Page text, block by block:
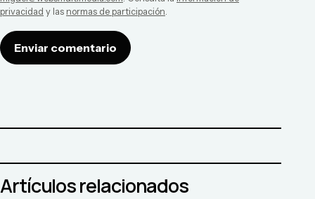
privacidad y las normas de participación.
Enviar comentario
Artículos relacionados